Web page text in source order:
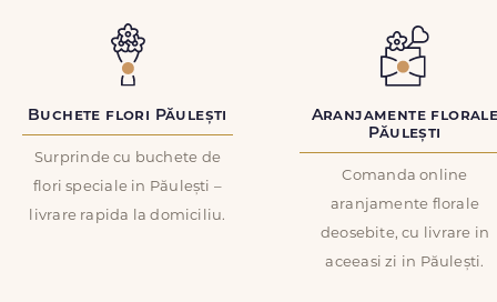
Buchete flori Păulești
Surprinde cu buchete de
flori speciale in Păulești –
livrare rapida la domiciliu.
Aranjamente
Păulești
Comanda online
aranjamente florale
deosebite, cu livrare in
aceeasi zi in Păulești.